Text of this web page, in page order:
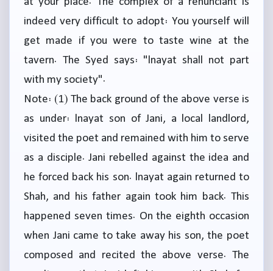
indeed very difficult to adopt: You yourself will
get made if you were to taste wine at the
tavern. The Syed says: "lnayat shall not part
with my society".
Note: (1) The back ground of the above verse is
as under: lnayat son of Jani, a local landlord,
visited the poet and remained with him to serve
as a disciple. Jani rebelled against the idea and
he forced back his son. lnayat again returned to
Shah, and his father again took him back. This
happened seven times. On the eighth occasion
when Jani came to take away his son, the poet
composed and recited the above verse. The